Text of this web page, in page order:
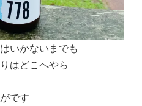
いかないまでも
はどこへやら
です